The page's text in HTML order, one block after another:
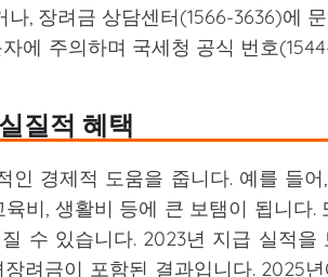
, 장려금 상담센터(1566-3636)에
에 주의하며 국세청 공식 번호
질적 혜택
인 경제적 도움을 줍니다. 예를 들
비, 생활비 등에 큰 보탬이 됩니다.
수 있습니다. 2023년 지급 실적을
려금이 포함된 결과입니다. 2025